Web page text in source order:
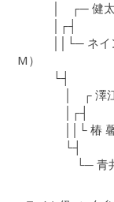
│ ┌─ 健太エ
│┌┤
││└─ ネイン
M）
└┤
│ ┌ 澤江 優
│┌┤
││└ 椿 馨（
└┤
└─ 青井 太